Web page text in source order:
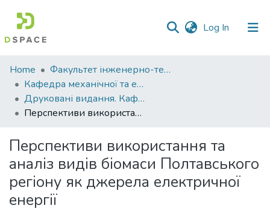
Log In (current)
Communities
&
Collections
All of DSpace
Statistics
Home
Факультет інженерно-технологічний
Кафедра механічної та електричної інженерії
Друковані видання. Кафедра механічної та електричної інженерії
Перспективи використання та аналіз видів біомаси Полтавського регіону як джерела електричної енергії
Перспективи використання та
аналіз видів біомаси Полтавського
регіону як джерела електричної
енергії